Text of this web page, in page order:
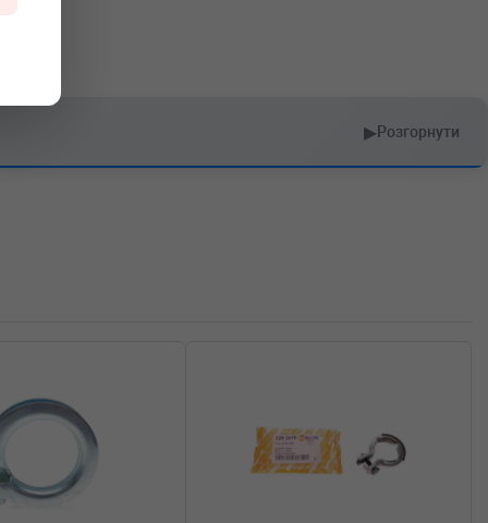
▶Розгорнути